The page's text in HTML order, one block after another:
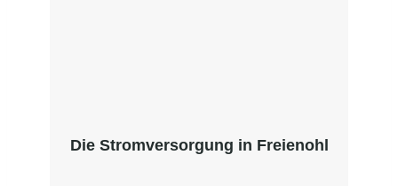
Die Stromversorgung in Freienohl